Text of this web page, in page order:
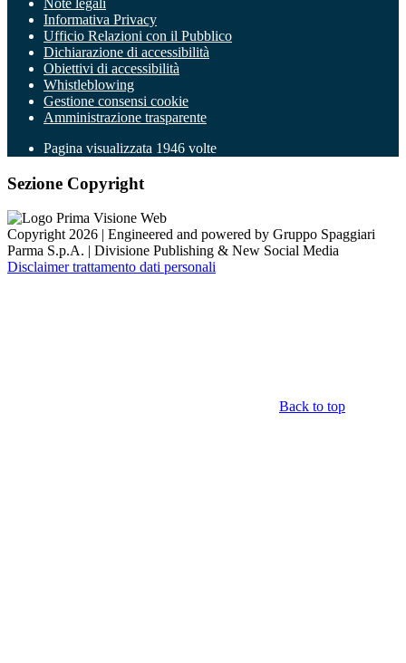
Note legali
Informativa Privacy
Ufficio Relazioni con il Pubblico
Dichiarazione di accessibilità
Obiettivi di accessibilità
Whistleblowing
Gestione consensi cookie
Amministrazione trasparente
Pagina visualizzata 1946 volte
Sezione Copyright
Copyright 2026 | Engineered and powered by Gruppo Spaggiari
Parma S.p.A. | Divisione Publishing & New Social Media
Disclaimer trattamento dati personali
Back to top